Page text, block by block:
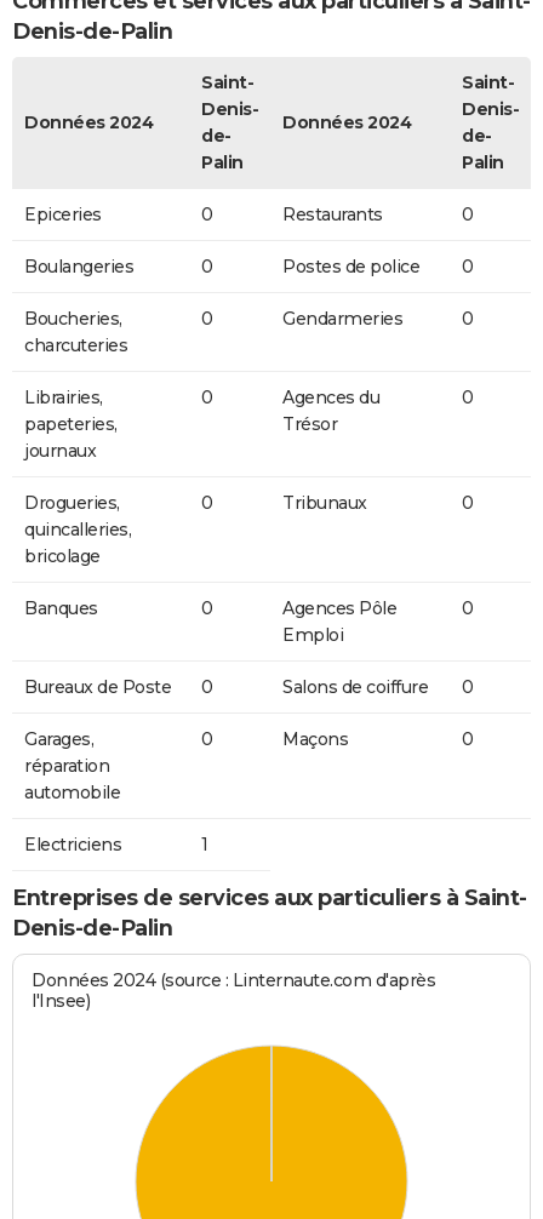
Denis-de-Palin
Données 2024
Saint-
Denis-
de-
Palin
Données 2024
Saint-
Denis-
de-
Palin
Epiceries 0 Restaurants 0
Boulangeries 0 Postes de police 0
Boucheries,
charcuteries
0 Gendarmeries 0
Librairies,
papeteries,
journaux
0
Agences du
Trésor
0
Drogueries,
quincalleries,
bricolage
0 Tribunaux 0
Banques 0
Agences Pôle
Emploi
0
Bureaux de Poste 0 Salons de coiffure 0
Garages,
réparation
automobile
0 Maçons 0
Electriciens 1
Entreprises de services aux particuliers à Saint-
Denis-de-Palin
Données 2024 (source : Linternaute.com d'après
l'Insee)